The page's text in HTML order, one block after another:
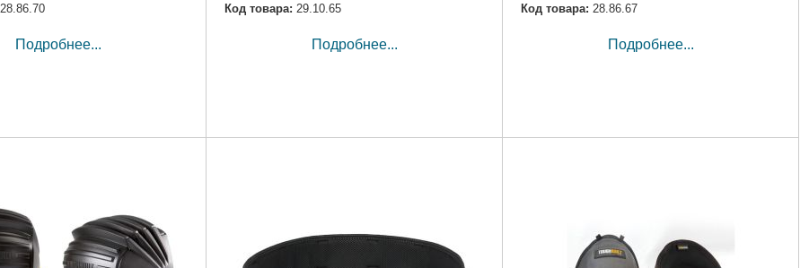
28.86.70
Подробнее...
Код товара: 29.10.65
Подробнее...
Код товара: 28.86.67
Подробнее...